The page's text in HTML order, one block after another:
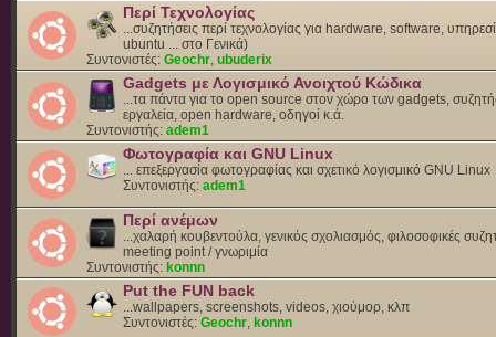
Περί Τεχνολογίας
...συζητήσεις περί τεχνολογίας για hardware, software,
ubuntu ... στο Γενικά)
Συντονιστές: Geochr ubuderix
Gadgets με Λογισμικό Ανοιχτού Κώδικα
...τα πάντα για το open source στον χώρο των gadgets,
εργαλεία, open hardware, οδηγοί κ.ά.
Συντονιστής: adem1
Φωτογραφία και GNU Linux
... επεξεργασία φωτογραφίας και σχετικό λογισμικό GNU Linux
Συντονιστής: adem1
Περί ανέμων
...χαλαρή κουβεντούλα, γενικός σχολιασμός, φιλοσοφικές
meeting point / γνωριμία
Συντονιστής: konnn
Put the FUN back
...wallpapers, screenshots, videos, χιούμορ, κλπ
Συντονιστές: Geochr konnn